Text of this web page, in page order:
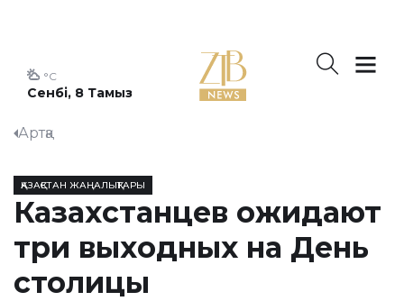
Сенбі, 8 Тамыз
°C
Артқа
ҚАЗАҚСТАН ЖАҢАЛЫҚТАРЫ
Казахстанцев ожидают
три выходных на День
столицы